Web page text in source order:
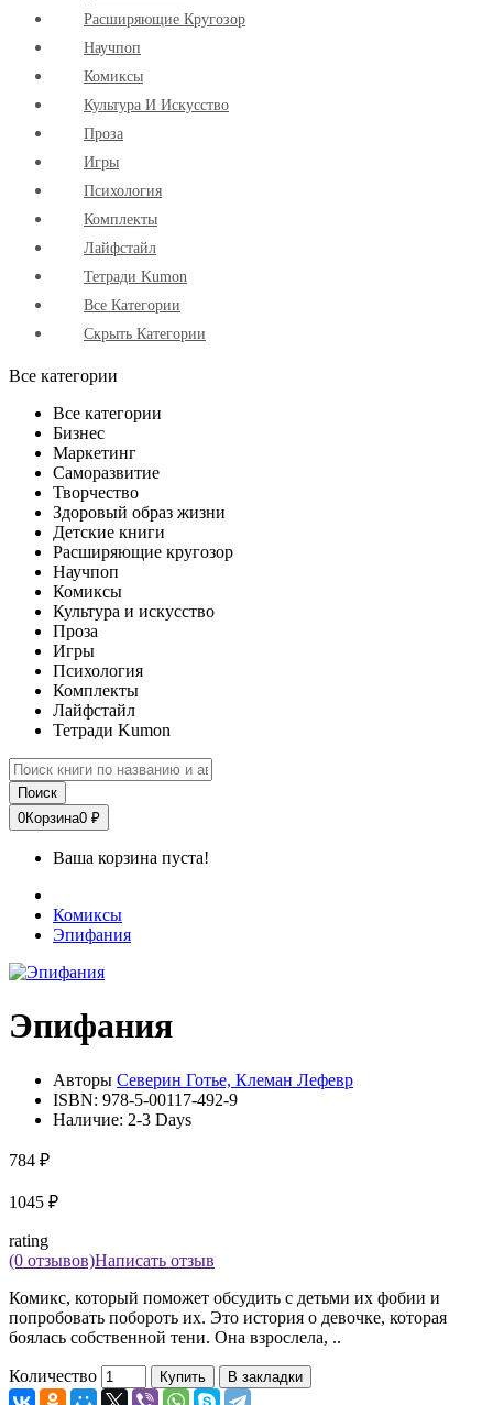
Расширяющие Кругозор
Научпоп
Комиксы
Культура И Искусство
Проза
Игры
Психология
Комплекты
Лайфстайл
Тетради Kumon
Все Категории
Скрыть Категории
Все категории
Все категории
Бизнес
Маркетинг
Саморазвитие
Творчество
Здоровый образ жизни
Детские книги
Расширяющие кругозор
Научпоп
Комиксы
Культура и искусство
Проза
Игры
Психология
Комплекты
Лайфстайл
Тетради Kumon
Поиск
0Корзина0 ₽
Ваша корзина пуста!
Комиксы
Эпифания
Эпифания
Авторы Северин Готье, Клеман Лефевр
ISBN: 978-5-00117-492-9
Наличие: 2-3 Days
784 ₽
1045 ₽
rating
(0 отзывов)Написать отзыв
Комикс, который поможет обсудить с детьми их фобии и
попробовать побороть их. Это история о девочке, которая
боялась собственной тени. Она взрослела, ..
Количество Купить В закладки